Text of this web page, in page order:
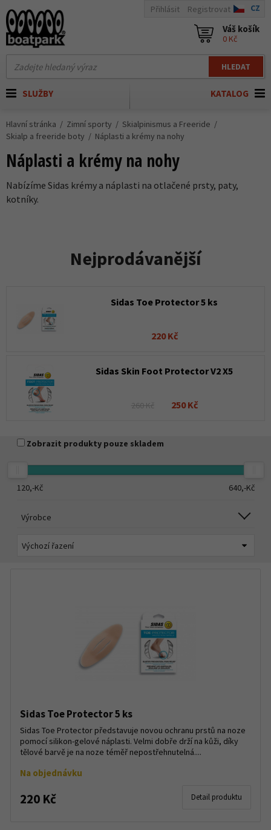
HLEDAT
Přihlásit Registrovat CZ
Váš košík
0 Kč
KATALOG
SLUŽBY
Hlavní stránka Zimní sporty
Skialpinismus a Freeride
Skialp a freeride boty
Náplasti a krémy na nohy
Náplasti a krémy na nohy
Nabízíme Sidas krémy a náplasti na otlačené prsty, paty,
kotníky.
Nejprodávanější
Sidas Toe Protector 5 ks
220 Kč
Sidas Skin Foot Protector V2 X5
260 Kč 250 Kč
Zobrazit produkty pouze skladem
120,-Kč 640,-Kč
Výrobce
Sidas Toe Protector 5 ks
Sidas Toe Protector představuje novou ochranu prstů na noze
pomocí silikon-gelové náplasti. Velmi dobře drží na kůži, díky
tělové barvě je na noze téměř nepostřehnutelná....
Na objednávku
220 Kč Detail produktu